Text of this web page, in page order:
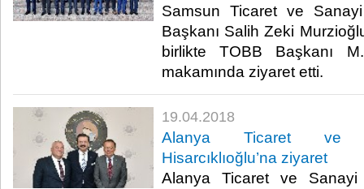
Samsun Ticaret ve
Başkanı Salih Zeki
birlikte TOBB Başkanı M.
makamında ziyaret etti.​
19.04.2018
Alanya Ticaret ve
Hisarcıklıoğlu’na ziyaret
Alanya Ticaret ve Sanayi